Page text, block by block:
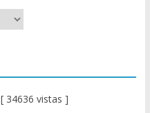
[ 34636 vistas ]